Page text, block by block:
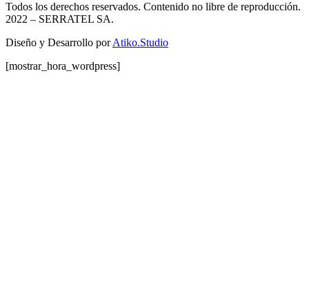
Todos los derechos reservados. Contenido no libre de reproducción.
2022 – SERRATEL SA.
Diseño y Desarrollo porAtiko.Studio
[mostrar_hora_wordpress]